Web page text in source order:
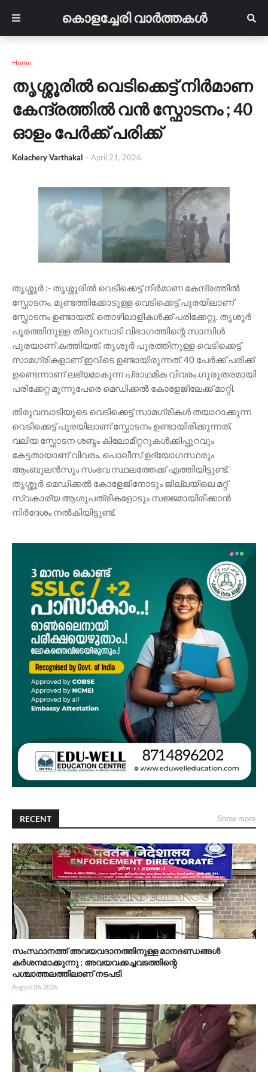
കൊളച്ചേരി വാർത്തകൾ
Home
തൃശ്ശൂരിൽ വെടിക്കെട്ട് നിർമാണ
കേന്ദ്രത്തിൽ വൻ സ്ഫോടനം ; 40
ഓളം പേർക്ക് പരിക്ക്
Kolachery Varthakal - April 21, 2026
തൃശ്ശൂർ :- തൃശ്ശൂരിൽ വെടിക്കെട്ട് നിർമാണ കേന്ദ്രത്തിൽ
സ്ഫോടനം. മുണ്ടത്തിക്കോടുള്ള വെടിക്കെട്ട് പുരയിലാണ്
സ്ഫോടനം ഉണ്ടായത്. തൊഴിലാളികൾക്ക് പരിക്കേറ്റു. തൃശൂർ
പൂരത്തിനുള്ള തിരുവമ്പാടി വിഭാഗത്തിന്റെ സാമ്പിൾ
പുരയാണ് കത്തിയത്. തൃശൂർ പൂരത്തിനുള്ള വെടിക്കെട്ട്
സാമഗ്രികളാണ് ഇവിടെ ഉണ്ടായിരുന്നത്. 40 പേർക്ക് പരിക്ക്
ഉണ്ടെന്നാണ് ലഭ്യമാകുന്ന പ്രാഥമിക വിവരം.ഗുരുതരമായി
പരിക്കേറ്റ മൂന്നുപേരെ മെഡിക്കൽ കോളേജിലേക്ക് മാറ്റി.
തിരുവമ്പാടിയുടെ വെടിക്കെട്ട് സാമഗ്രികൾ തയാറാക്കുന്ന
വെടിക്കെട്ട് പുരയിലാണ് സ്ഫോടനം ഉണ്ടായിരിക്കുന്നത്.
വലിയ സ്ഫോടന ശബ്ദം കിലോമീറ്ററുകൾക്കിപ്പുറവും
കേട്ടതായാണ് വിവരം. പൊലീസ് ഉദ്യോഗസ്ഥരും
ആംബുലൻസും സംഭവ സ്ഥലത്തേക്ക് എത്തിയിട്ടുണ്ട്.
തൃശ്ശൂർ മെഡിക്കൽ കോളേജിനോടും ജില്ലയിലെ മറ്റ്
സ്വകാര്യ ആശുപത്രികളോടും സജ്ജമായിരിക്കാൻ
നിർദേശം നൽകിയിട്ടുണ്ട്.
RECENT Show more
സംസ്ഥാനത്ത് അവയവദാനത്തിനുള്ള മാനദണ്ഡങ്ങൾ
കർശനമാക്കുന്നു ; അവയവക്കച്ചവടത്തിന്റെ
പശ്ചാത്തലത്തിലാണ് നടപടി
August 06, 2026